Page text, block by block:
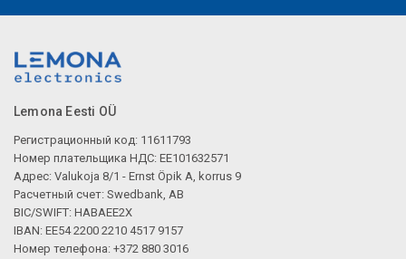
Lemona Eesti OÜ
Регистрационный код: 11611793
Номер плательщика НДС: EE101632571
Адрес: Valukoja 8/1 - Ernst Öpik A, korrus 9
Расчетный счет: Swedbank, AB
BIC/SWIFT: HABAEE2X
IBAN: EE54 2200 2210 4517 9157
Номер телефона: +372 880 3016